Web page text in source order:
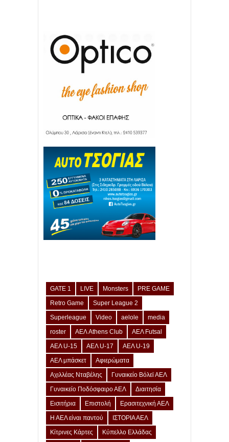
GATE 1 LIVE Monsters
PRE GAME
Retro Game
Super League 2
Superleague
Video aelole
media
roster
ΑΕΛ Athens Club
ΑΕΛ Futsal
ΑΕΛ U-15
ΑΕΛ U-17
ΑΕΛ U-19
ΑΕΛ μπάσκετ
Αφιερώματα
Αχιλλέας Νταβέλης
Γυναικείο Βόλεϊ ΑΕΛ
Γυναικείο Ποδόσφαιρο ΑΕΛ
Διαιτησία
Εισιτήρια
Επιστολή
Ερασιτεχνική ΑΕΛ
Η ΑΕΛ είναι παντού
ΙΣΤΟΡΙΑ ΑΕΛ
Κίτρινες Κάρτες
Κύπελλο Ελλάδας